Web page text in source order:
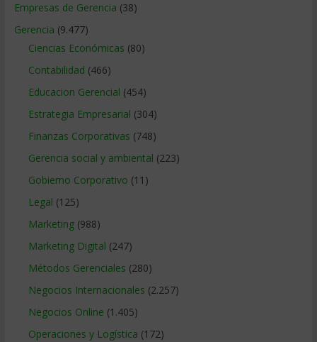
Empresas de Gerencia (38)
Gerencia (9.477)
Ciencias Económicas (80)
Contabilidad (466)
Educacion Gerencial (454)
Estrategia Empresarial (304)
Finanzas Corporativas (748)
Gerencia social y ambiental (223)
Gobierno Corporativo (11)
Legal (125)
Marketing(988)
Marketing Digital (247)
Métodos Gerenciales (280)
Negocios Internacionales (2.257)
Negocios Online (1.405)
Operaciones y Logística (172)